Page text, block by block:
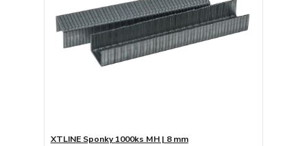
XTLINE Sponky 1000ks MH | 8 mm